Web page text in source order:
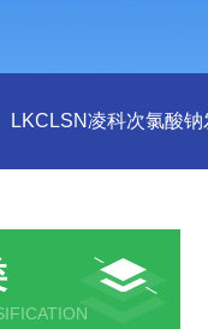
LKCLSN凌科次氯酸